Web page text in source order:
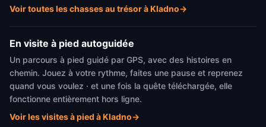
Voir toutes les chasses au trésor à Kladno→
En visite à pied autoguidée
Un parcours à pied guidé par GPS, avec des histoires en
chemin. Jouez à votre rythme, faites une pause et reprenez
quand vous voulez · et une fois la quête téléchargée, elle
fonctionne entièrement hors ligne.
Voir les visites à pied à Kladno→